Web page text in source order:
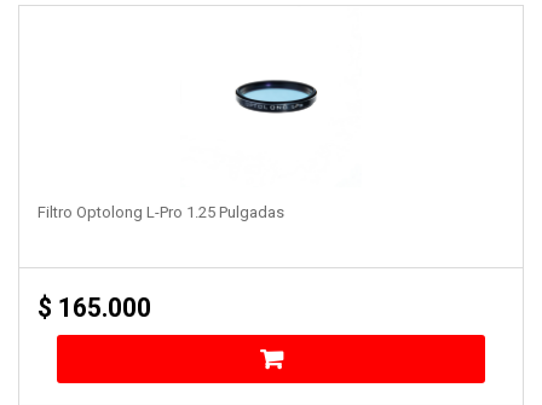
Filtro Optolong L-Pro 1.25 Pulgadas
$ 165.000